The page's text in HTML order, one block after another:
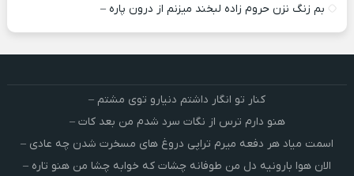
بم زنگ نزن حروم زاده لبخند میزنم از درون پاره –
کنار تو انگار داشتم دنیارو توی مشتم –
هنو دارم ترس از نگات سرد شدم من بعد کات –
اسمت میاد هر دفعه میرم تراپی دروغ‌ های مسخرت شدن چه عادی –
الان هوا بارونیه دل من طوفانه چشات که خوابه چشا من هنو تاره –